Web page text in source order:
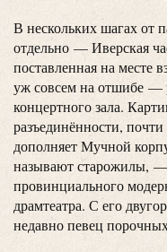
В нескольких шагах от
отдельно — Иверская
поставленная на
уж совсем на отшибе —
концертного зала.
разъединённости,
дополняет Мучной
называют старожилы, —
провинциального
драмтеатра. С его
недавно певец